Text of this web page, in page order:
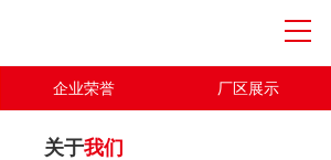
企业荣誉 厂区展示
关于我们